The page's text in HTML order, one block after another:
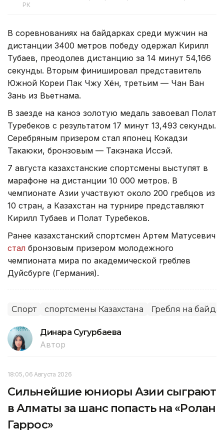
РК
В соревнованиях на байдарках среди мужчин на
дистанции 3400 метров победу одержал Кирилл
Тубаев, преодолев дистанцию за 14 минут 54,166
секунды. Вторым финишировал представитель
Южной Кореи Пак Чжу Хён, третьим — Чан Ван
Зань из Вьетнама.
В заезде на каноэ золотую медаль завоевал Полат
Туребеков с результатом 17 минут 13,493 секунды.
Серебряным призером стал японец Кокадзи
Такаюки, бронзовым — Такэнака Иссэй.
7 августа казахстанские спортсмены выступят в
марафоне на дистанции 10 000 метров. В
чемпионате Азии участвуют около 200 гребцов из
10 стран, а Казахстан на турнире представляют
Кирилл Тубаев и Полат Туребеков.
Ранее казахстанский спортсмен Артем Матусевич
стал бронзовым призером молодежного
чемпионата мира по академической греблев
Дуйсбурге (Германия).
Спорт спортсмены Казахстана Гребля на
Динара Сугурбаева
Автор
18:05, 06 Августа 2026
Сильнейшие юниоры Азии сыграют
в Алматы за шанс попасть на «Ролан
Гаррос»